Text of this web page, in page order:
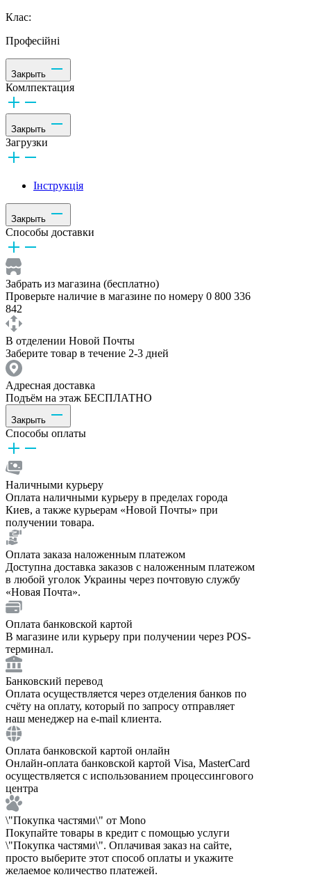
Клас:
Професійні
Закрыть
Комлпектация
Закрыть
Загрузки
Інструкція
Закрыть
Способы доставки
Забрать из магазина (бесплатно)
Проверьте наличие в магазине по номеру 0 800 336
842
В отделении Новой Почты
Заберите товар в течение 2-3 дней
Адресная доставка
Подъём на этаж БЕСПЛАТНО
Закрыть
Способы оплаты
Наличными курьеру
Оплата наличными курьеру в пределах города
Киев, а также курьерам «Новой Почты» при
получении товара.
Оплата заказа наложенным платежом
Доступна доставка заказов с наложенным платежом
в любой уголок Украины через почтовую службу
«Новая Почта».
Оплата банковской картой
В магазине или курьеру при получении через POS-
терминал.
Банковский перевод
Оплата осуществляется через отделения банков по
счёту на оплату, который по запросу отправляет
наш менеджер на e-mail клиента.
Оплата банковской картой онлайн
Онлайн-оплата банковской картой Visa, MasterCard
осуществляется с использованием процессингового
центра
\"Покупка частями\" от Mono
Покупайте товары в кредит с помощью услуги
\"Покупка частями\". Оплачивая заказ на сайте,
просто выберите этот способ оплаты и укажите
желаемое количество платежей.